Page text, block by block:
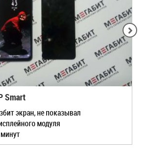
Smart
экран, не показывал
модуля